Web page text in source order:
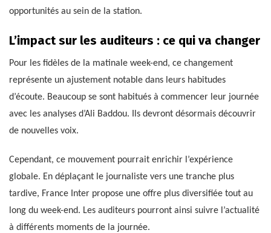
opportunités au sein de la station.
L’impact sur les auditeurs : ce qui va changer
Pour les fidèles de la matinale week-end, ce changement
représente un ajustement notable dans leurs habitudes
d’écoute. Beaucoup se sont habitués à commencer leur journée
avec les analyses d’Ali Baddou. Ils devront désormais découvrir
de nouvelles voix.
Cependant, ce mouvement pourrait enrichir l’expérience
globale. En déplaçant le journaliste vers une tranche plus
tardive, France Inter propose une offre plus diversifiée tout au
long du week-end. Les auditeurs pourront ainsi suivre l’actualité
à différents moments de la journée.